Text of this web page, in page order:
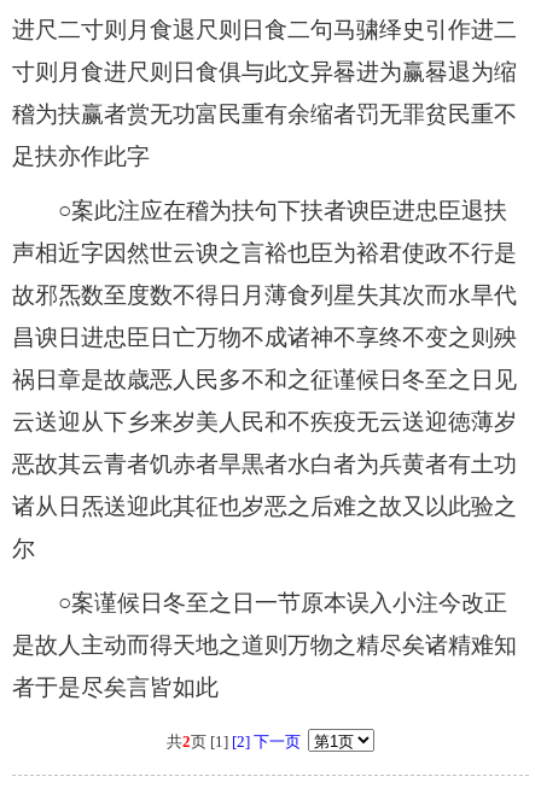
进尺二寸则月食退尺则日食二句马骕绎史引作进二
寸则月食进尺则日食俱与此文异晷进为赢晷退为缩
稽为扶赢者赏无功富民重有余缩者罚无罪贫民重不
足扶亦作此字
○案此注应在稽为扶句下扶者谀臣进忠臣退扶
声相近字因然世云谀之言裕也臣为裕君使政不行是
故邪炁数至度数不得日月薄食列星失其次而水旱代
昌谀日进忠臣日亡万物不成诸神不享终不变之则殃
祸日章是故歳恶人民多不和之征谨候日冬至之日见
云送迎从下乡来岁美人民和不疾疫无云送迎徳薄岁
恶故其云青者饥赤者旱黒者水白者为兵黄者有土功
诸从日炁送迎此其征也岁恶之后难之故又以此验之
尔
○案谨候日冬至之日一节原本误入小注今改正
是故人主动而得天地之道则万物之精尽矣诸精难知
者于是尽矣言皆如此
共2页 [1] [2] 下一页